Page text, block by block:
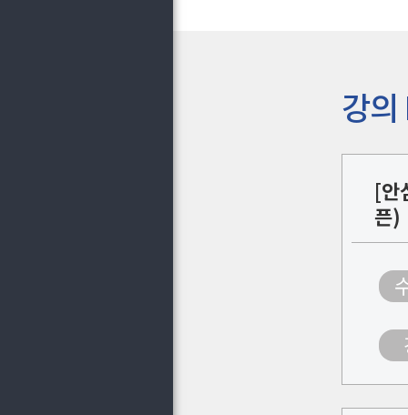
강의
[안
픈)